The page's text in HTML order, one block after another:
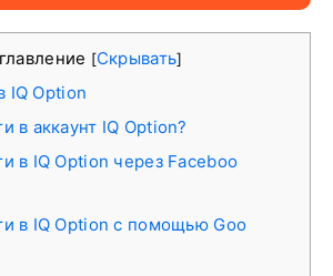
[Скрывать]
IQ Option
в аккаунт IQ Option?
в IQ Option через Faceboo
в IQ Option с помощью Goo